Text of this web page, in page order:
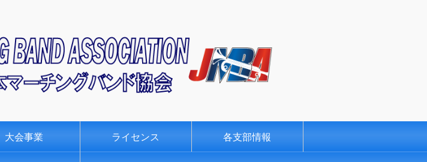
大会事業 ライセンス 各支部情報